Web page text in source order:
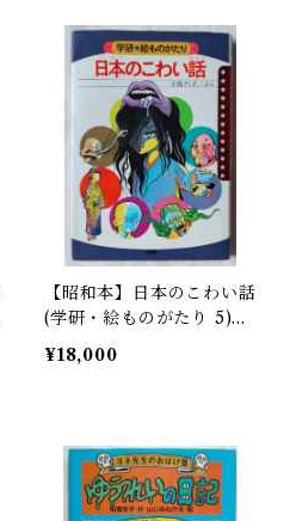
【昭和本】日本のこわい話
(学研・絵ものがたり 5)
1975年
¥18,000